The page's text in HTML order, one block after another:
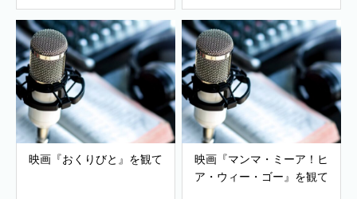
映画『おくりびと』を観て
映画『マンマ・ミーア！ヒ
ア・ウィー・ゴー』を観て